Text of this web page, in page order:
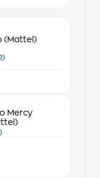
(Mattel)
Mercy